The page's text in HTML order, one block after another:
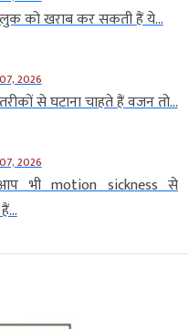
को खराब कर सकती हैं ये...
2026
से घटाना चाहते हैं वजन तो...
2026
भी motion sickness से